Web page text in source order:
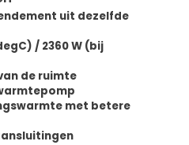
uit dezelfde
/ 2360 W (bij
de ruimte
met betere